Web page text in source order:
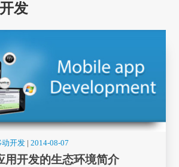
发
动开发 |2014-08-07
开发的生态环境简介